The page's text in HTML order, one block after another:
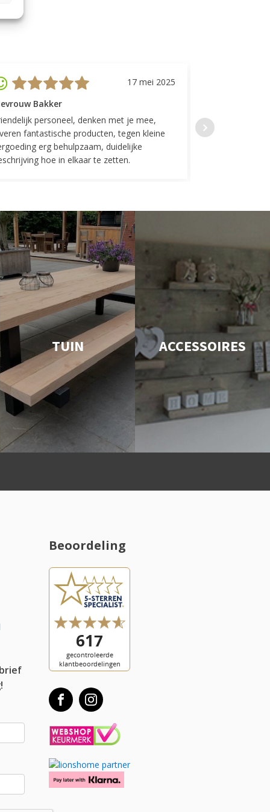
17 mei 2025
Bakker
personeel, denken met je mee,
fantastische producten, tegen kleine
erg behulpzaam, duidelijke
hoe in elkaar te zetten.
Top geregeld!
indelingen die
TUIN ACCESSOIRES
Beoordeling